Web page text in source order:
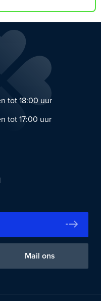
tot 18:00 uur
tot 17:00 uur
Mail ons